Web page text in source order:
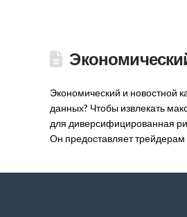
Экономический и новостной
данных? Чтобы извлекать
для диверсифицированная
Он предоставляет